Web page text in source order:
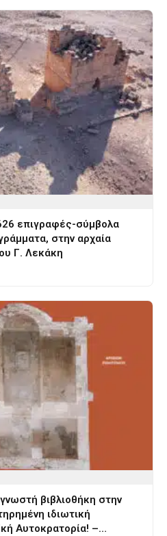
επιγραφές-σύμβολα
στην αρχαία
Γ. Λεκάκη
βιβλιοθήκη στην
ιδιωτική
Αυτοκρατορία! –…